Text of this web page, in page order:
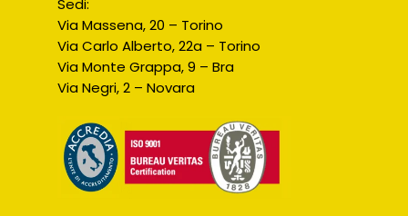
Sedi:
Via Massena, 20 – Torino
Via Carlo Alberto, 22a – Torino
Via Monte Grappa, 9 – Bra
Via Negri, 2 – Novara